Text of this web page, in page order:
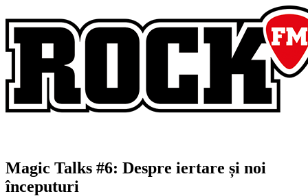
Magic Talks #6: Despre iertare și noi
începuturi